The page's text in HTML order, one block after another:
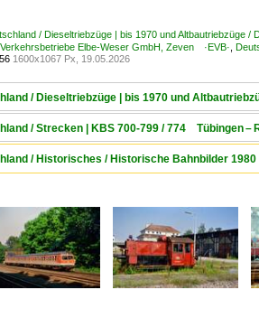
/ Dieseltriebzüge | bis 1970 und Altbautriebzüge /
Elbe-Weser GmbH, Zeven ·EVB·
1600x1067 Px, 19.05.2026
/ Dieseltriebzüge | bis 1970 und
/ Strecken | KBS 700-799 / 774 Tübingen –
/ Historisches / Historische Bahnbilder